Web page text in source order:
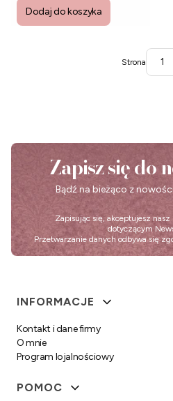
Dodaj do koszyka
Strona
Zapisz się do
Bądź na bieżąco z
Zapisując się, akceptujesz nasz
dotyczącym
Przetwarzanie danych odbywa się
Linki w stopce
INFORMACJE
Kontakt i dane firmy
O mnie
Program lojalnościowy
POMOC